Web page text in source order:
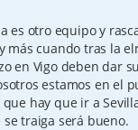
es otro equipo y
más cuando tras la
en Vigo deben dar
estamos en el
hay que ir a
traiga será bueno.